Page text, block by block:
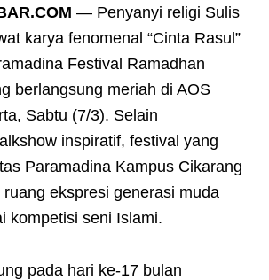
— Penyanyi religi Sulis
karya fenomenal “Cinta Rasul”
Festival Ramadhan
berlangsung meriah di AOS
Sabtu (7/3). Selain
inspiratif, festival yang
Paramadina Kampus Cikarang
ekspresi generasi muda
kompetisi seni Islami.
pada hari ke-17 bulan